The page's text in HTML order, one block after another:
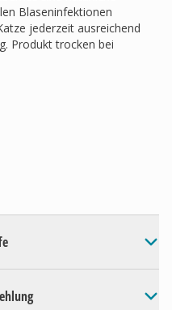
Blaseninfektionen
jederzeit ausreichend
Produkt trocken bei